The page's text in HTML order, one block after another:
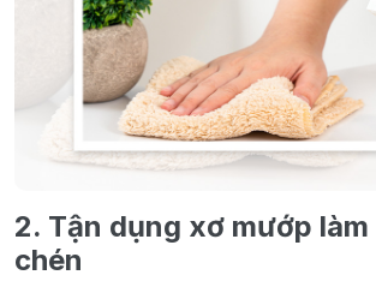
2. Tận dụng xơ mướp
chén